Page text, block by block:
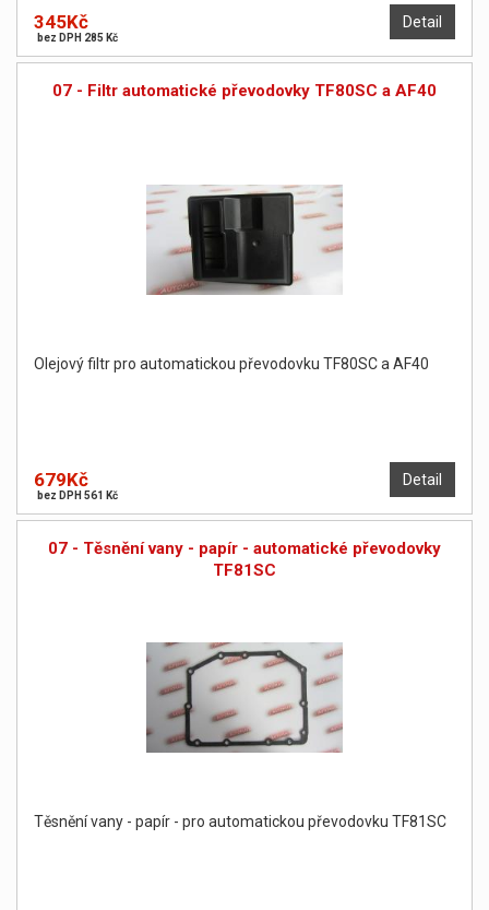
Detail
345Kč
bez DPH 285 Kč
07 - Filtr automatické převodovky TF80SC a AF40
Olejový filtr pro automatickou převodovku TF80SC a AF40
Detail
679Kč
bez DPH 561 Kč
07 - Těsnění vany - papír - automatické převodovky
TF81SC
Těsnění vany - papír - pro automatickou převodovku TF81SC